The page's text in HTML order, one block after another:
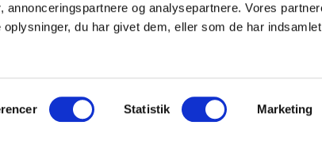
annonceringspartnere og analysepartnere. Vores
du har givet dem, eller som de har
Statistik Marketing